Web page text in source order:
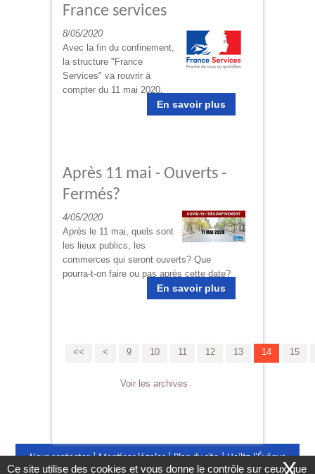
France services
8/05/2020
Avec la fin du confinement,
la structure "France
Services" va rouvrir à
compter du 11 mai 2020.
En savoir plus
Après 11 mai - Ouverts -
Fermés?
4/05/2020
Après le 11 mai, quels sont
les lieux publics, les
commerces qui seront ouverts? Que
pourra-t-on faire ou pas après cette date?
En savoir plus
<< < 9 10 11 12 13 14 15
Voir les archives
Nous contacter|Mentions légales|Plan du site|Heiltz-l'Évêque
©2016|Conception Citopia- Solution de site internet pour mairie et
Ce site utilise des cookies et vous donne le contrôle sur ceux que